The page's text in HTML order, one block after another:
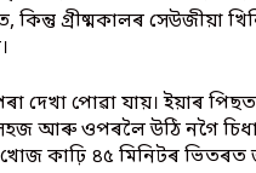
গ্ৰীষ্মকালৰ সেউজীয়া
দেখা পোৱা যায়। ইয়াৰ
আৰু ওপৰলৈ উঠি নগৈ
খোজ কাঢ়ি ৪৫ মিনিটৰ